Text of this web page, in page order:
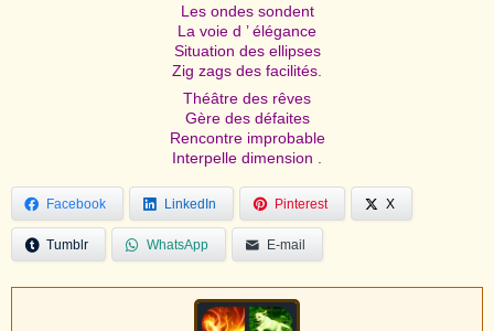
Les ondes sondent
La voie d ’ élégance
Situation des ellipses
Zig zags des facilités.
Théâtre des rêves
Gère des défaites
Rencontre improbable
Interpelle dimension .
Facebook LinkedIn Pinterest X
Tumblr WhatsApp E-mail